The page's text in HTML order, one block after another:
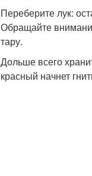
Переберите лук:
Обращайте
тару.
Дольше всего
красный начнет